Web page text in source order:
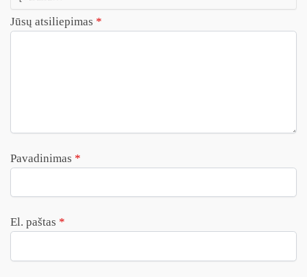
Jūsų atsiliepimas *
Pavadinimas *
El. paštas *